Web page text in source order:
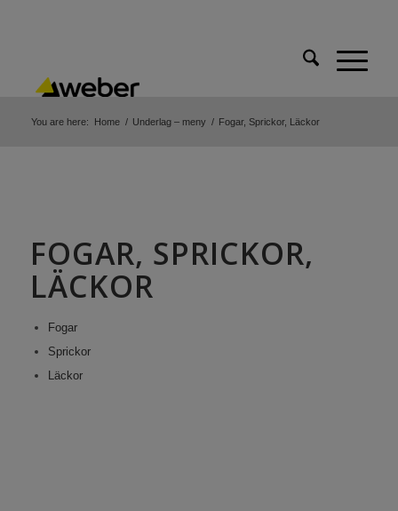
You are here: Home / Underlag – meny / Fogar, Sprickor, Läckor
FOGAR, SPRICKOR,
LÄCKOR
Fogar
Sprickor
Läckor